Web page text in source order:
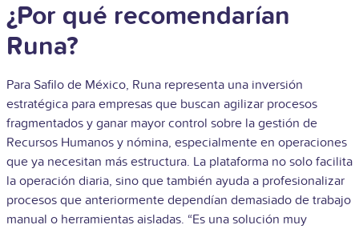
¿Por qué recomendarían
Runa?
Para Safilo de México, Runa representa una inversión
estratégica para empresas que buscan agilizar procesos
fragmentados y ganar mayor control sobre la gestión de
Recursos Humanos y nómina, especialmente en operaciones
que ya necesitan más estructura. La plataforma no solo facilita
la operación diaria, sino que también ayuda a profesionalizar
procesos que anteriormente dependían demasiado de trabajo
manual o herramientas aisladas. “Es una solución muy